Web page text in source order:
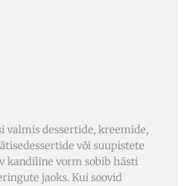
valmis dessertide, kreemide,
või suupistete
kandiline vorm sobib hästi
jaoks. Kui soovid